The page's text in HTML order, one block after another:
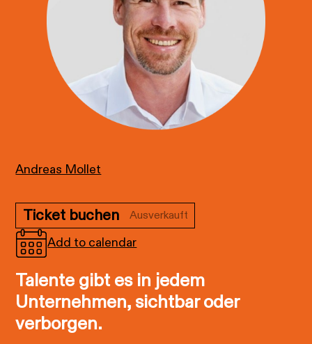
Andreas Mollet
Ticket buchen Ausverkauft
Add to calendar
Talente gibt es in jedem
Unternehmen, sichtbar oder
verborgen.